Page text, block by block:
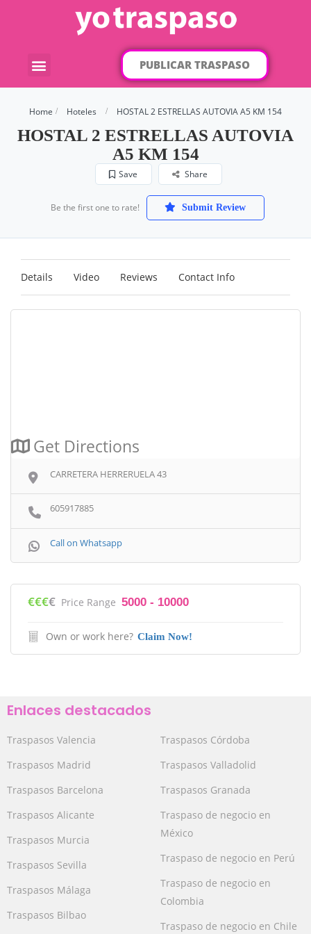
PUBLICAR TRASPASO
Home Hoteles HOSTAL 2 ESTRELLAS AUTOVIA A5 KM 154
HOSTAL 2 ESTRELLAS AUTOVIA
A5 KM 154
Save Share
Be the first one to rate! Submit Review
Details Video Reviews Contact Info
Get Directions
CARRETERA HERRERUELA 43
605917885
Call on Whatsapp
€€€€ Price Range 5000 - 10000
Own or work here? Claim Now!
Enlaces destacados
Traspasos Valencia
Traspasos Madrid
Traspasos Barcelona
Traspasos Alicante
Traspasos Murcia
Traspasos Sevilla
Traspasos Málaga
Traspasos Bilbao
Traspasos Córdoba
Traspasos Valladolid
Traspasos Granada
Traspaso de negocio en
México
Traspaso de negocio en Perú
Traspaso de negocio en
Colombia
Traspaso de negocio en Chile